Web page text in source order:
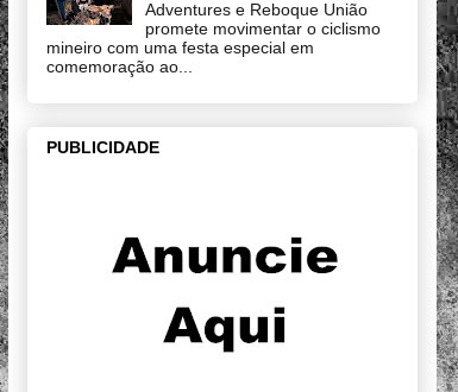
Adventures e Reboque União
promete movimentar o ciclismo
mineiro com uma festa especial em
comemoração ao...
PUBLICIDADE